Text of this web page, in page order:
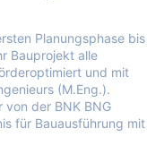
Planungsphase bis
Bauprojekt alle
und mit
(M.Eng.).
von der BNK BNG
für Bauausführung mit